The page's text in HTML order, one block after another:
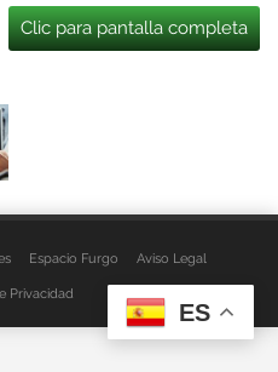
Clic para pantalla completa
Espacio Furgo Aviso Legal
Privacidad
ES